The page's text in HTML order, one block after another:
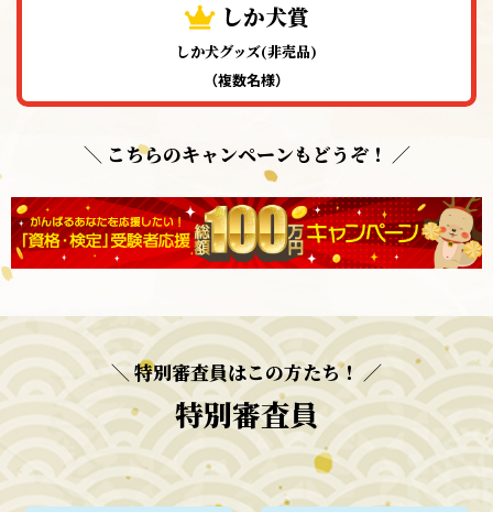
しか犬賞
しか犬グッズ(非売品)
（複数名様）
＼ こちらのキャンペーンもどうぞ！ ／
＼ 特別審査員はこの方たち！ ／
特別審査員